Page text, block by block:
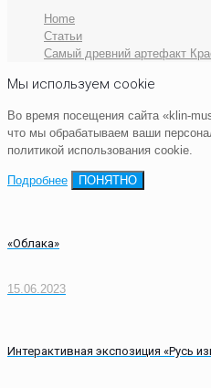
Home
Статьи
Самый древний артефакт
Мы используем cookie
Во время посещения сайта «klin-
что мы обрабатываем ваши
политикой использования cookie.
Подробнее ПОНЯТНО
«Облака»
15.06.2023
Интерактивная экспозиция «Русь